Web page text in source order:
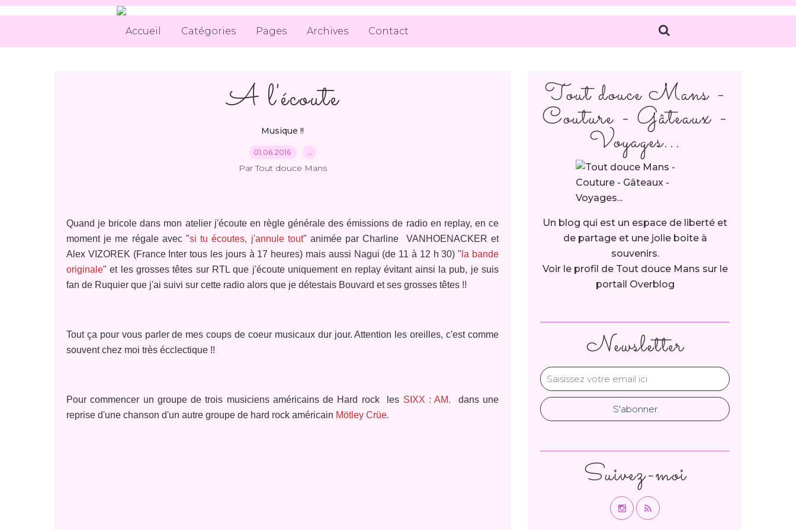
Accueil Catégories Pages Archives Contact
A l'écoute
Musique !!
01.06.2016 …
Par Tout douce Mans
Quand je bricole dans mon atelier j'écoute en règle générale des émissions de radio en replay, en ce
moment je me régale avec "si tu écoutes, j'annule tout" animée par Charline VANHOENACKER et
Alex VIZOREK (France Inter tous les jours à 17 heures) mais aussi Nagui (de 11 à 12 h 30) " la bande
originale" et les grosses têtes sur RTL que j'écoute uniquement en replay évitant ainsi la pub, je suis
fan de Ruquier que j'ai suivi sur cette radio alors que je détestais Bouvard et ses grosses têtes !!
Tout ça pour vous parler de mes coups de coeur musicaux dur jour. Attention les oreilles, c'est comme
souvent chez moi très écclectique !!
Pour commencer un groupe de trois musiciens américains de Hard rock les SIXX : AM.
dans une
reprise d'une chanson d'un autre groupe de hard rock américain Mötley Crüe.
Newsletter
Tout douce Mans -
Couture - Gâteaux -
Voyages...
Un blog qui est un espace de liberté et
de partage et une jolie boite à
souvenirs.
Voir le profil de Tout douce Mans sur le
portail Overblog
Suivez-moi